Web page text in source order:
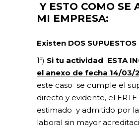
Y ESTO COMO SE
MI EMPRESA:
Existen DOS SUPUESTOS
1º) Si tu actividad ESTA
el anexo de fecha 14/03/
este caso se cumple el
directo y evidente, el
estimado y admitido por
laboral sin mayor